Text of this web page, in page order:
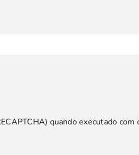
quando executado